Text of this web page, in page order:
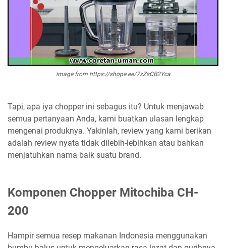
image from https://shope.ee/7zZsCB2Yca
Tapi, apa iya chopper ini sebagus itu? Untuk menjawab
semua pertanyaan Anda, kami buatkan ulasan lengkap
mengenai produknya. Yakinlah, review yang kami berikan
adalah review nyata tidak dilebih-lebihkan atau bahkan
menjatuhkan nama baik suatu brand.
Komponen Chopper Mitochiba CH-
200
Hampir semua resep makanan Indonesia menggunakan